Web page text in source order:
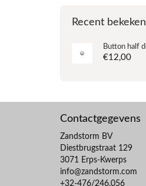
Recent bekeken
€12,00
Contactgegevens
Zandstorm BV
Diestbrugstraat 129
3071 Erps-Kwerps
info@zandstorm.com
+32-476/246.056